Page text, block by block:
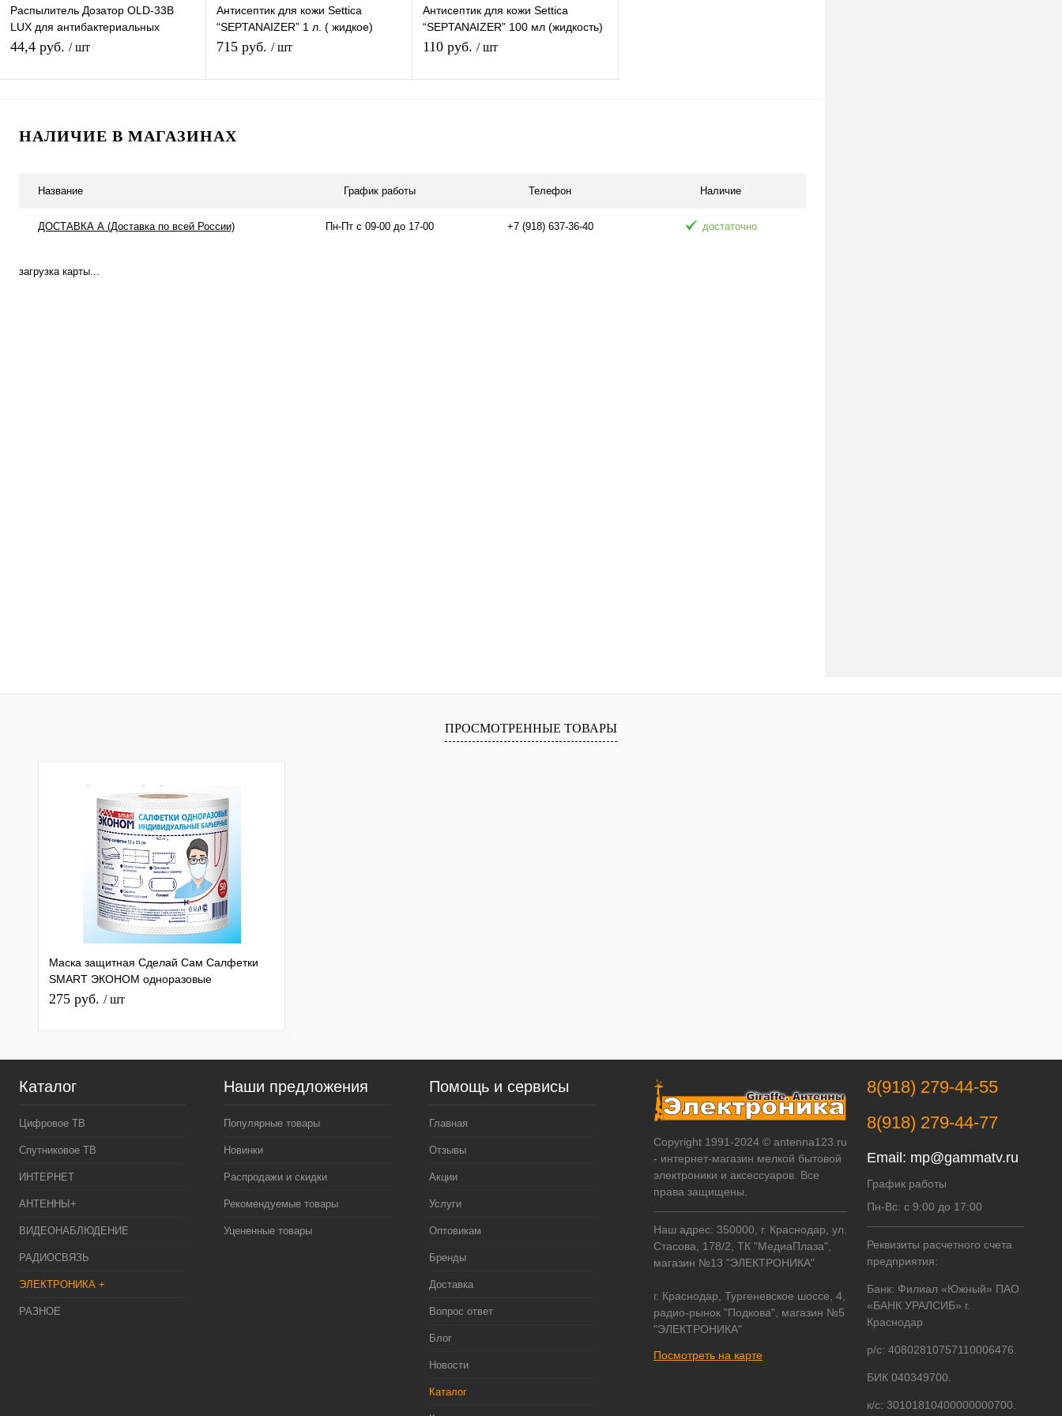
Распылитель Дозатор OLD-33B
LUX для антибактериальных
растворов
44,4 руб. / шт
Антисептик для кожи Settica
“SEPTANAIZER” 1 л. ( жидкое)
противовирусный. Еврофлакон под
715 руб. / шт
Антисептик для кожи Settica
“SEPTANAIZER” 100 мл (жидкость)
обеззараживающее средство
110 руб. / шт
НАЛИЧИЕ В МАГАЗИНАХ
Название График работы Телефон Наличие
ДОСТАВКА А (Доставка по всей России) Пн-Пт с 09-00 до 17-00 +7 (918) 637-36-40 достаточно
загрузка карты...
ПРОСМОТРЕННЫЕ ТОВАРЫ
Маска защитная Сделай Сам Салфетки
SMART ЭКОНОМ одноразовые
индивидуальные барьерные №50
275 руб. / шт
Каталог
Цифровое ТВ
Спутниковое ТВ
ИНТЕРНЕТ
АНТЕННЫ+
ВИДЕОНАБЛЮДЕНИЕ
РАДИОСВЯЗЬ
ЭЛЕКТРОНИКА +
РАЗНОЕ
Наши предложения
Популярные товары
Новинки
Распродажи и скидки
Рекомендуемые товары
Уцененные товары
Помощь и сервисы
Главная
Отзывы
Акции
Услуги
Оптовикам
Бренды
Доставка
Вопрос ответ
Блог
Новости
Каталог
Copyright 1991-2024 © antenna123.ru
- интернет-магазин мелкой бытовой
электроники и аксессуаров. Все
права защищены.
Наш адрес: 350000, г. Краснодар, ул.
Стасова, 178/2, ТК "МедиаПлаза",
магазин №13 "ЭЛЕКТРОНИКА"
г. Краснодар, Тургеневское шоссе, 4,
радио-рынок "Подкова", магазин №5
"ЭЛЕКТРОНИКА"
Посмотреть на карте
8(918) 279-44-55
8(918) 279-44-77
Email: mp@gammatv.ru
График работы
Пн-Вс: с 9:00 до 17:00
Реквизиты расчетного счета
предприятия:
Банк: Филиал «Южный» ПАО
«БАНК УРАЛСИБ» г.
Краснодар
р/с: 40802810757110006476.
БИК 040349700.
к/с: 30101810400000000700.